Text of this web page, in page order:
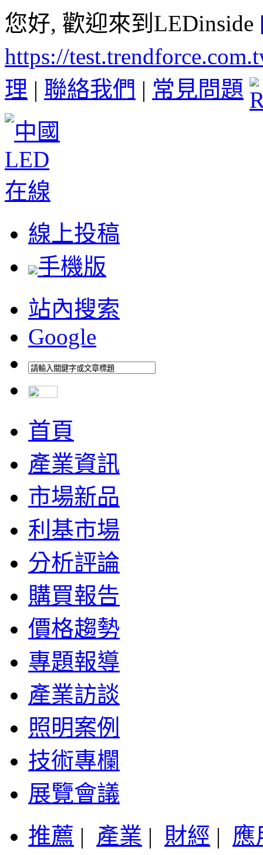
您好, 歡迎來到LEDinside
https://
理 | 聯絡我們 | 常見問題
線上投稿
手機版
站內搜索
Google
首頁
產業資訊
市場新品
利基市場
分析評論
購買報告
價格趨勢
專題報導
產業訪談
照明案例
技術專欄
展覽會議
推薦 | 產業 | 財經 | 應